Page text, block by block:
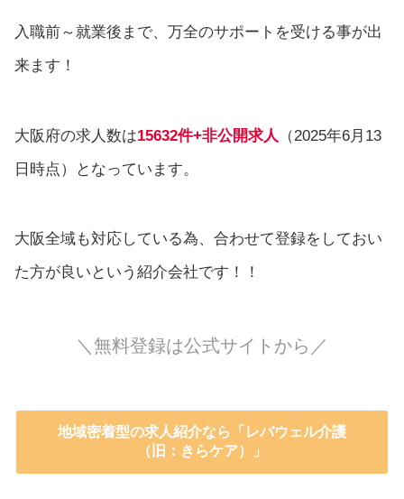
入職前～就業後まで、万全のサポートを受ける事が出
来ます！
大阪府の求人数は15632件+非公開求人
（2025年6月13
日時点）となっています。
大阪全域も対応している為、合わせて登録をしておい
た方が良いという紹介会社です！！
＼無料登録は公式サイトから／
地域密着型の求人紹介なら「レバウェル介護
（旧：きらケア）」